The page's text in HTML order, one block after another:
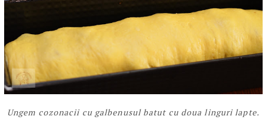
Ungem cozonacii cu galbenusul batut cu doua linguri lapte.